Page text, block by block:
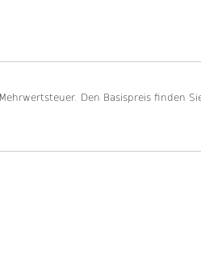
Den Basispreis finden